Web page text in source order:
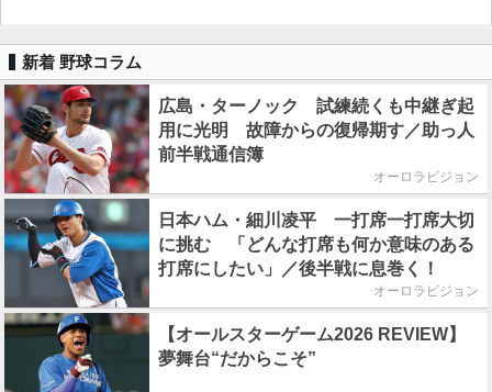
新着 野球コラム
広島・ターノック 試練続くも中継ぎ起
用に光明 故障からの復帰期す／助っ人
前半戦通信簿
オーロラビジョン
日本ハム・細川凌平 一打席一打席大切
に挑む 「どんな打席も何か意味のある
打席にしたい」／後半戦に息巻く！
オーロラビジョン
【オールスターゲーム2026 REVIEW】
夢舞台“だからこそ”